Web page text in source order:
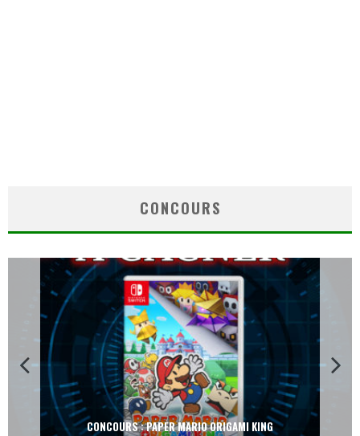
CONCOURS
CONCOURS : PAPER MARIO ORIGAMI KING